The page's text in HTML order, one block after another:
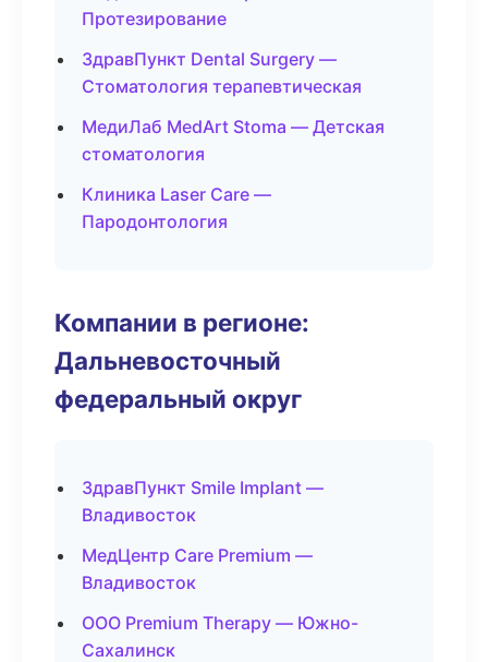
Протезирование
ЗдравПункт Dental Surgery —
Стоматология терапевтическая
МедиЛаб MedArt Stoma — Детская
стоматология
Клиника Laser Care —
Пародонтология
Компании в регионе:
Дальневосточный
федеральный округ
ЗдравПункт Smile Implant —
Владивосток
МедЦентр Care Premium —
Владивосток
ООО Premium Therapy — Южно-
Сахалинск